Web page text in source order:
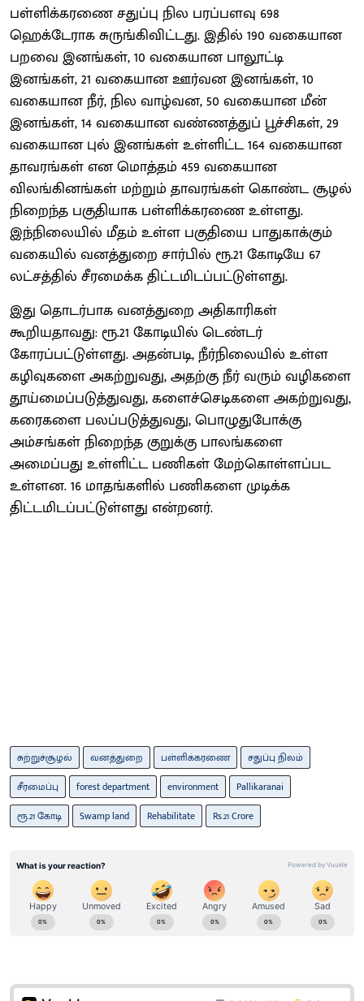
பள்ளிக்கரணை சதுப்பு நில பரப்பளவு 698
ஹெக்டேராக சுருங்கிவிட்டது. இதில் 190 வகையான
பறவை இனங்கள், 10 வகையான பாலூட்டி
இனங்கள், 21 வகையான ஊர்வன இனங்கள், 10
வகையான நீர், நில வாழ்வன, 50 வகையான மீன்
இனங்கள், 14 வகையான வண்ணத்துப் பூச்சிகள், 29
வகையான புல் இனங்கள் உள்ளிட்ட 164 வகையான
தாவரங்கள் என மொத்தம் 459 வகையான
விலங்கினங்கள் மற்றும் தாவரங்கள் கொண்ட சூழல்
நிறைந்த பகுதியாக பள்ளிக்கரணை உள்ளது.
இந்நிலையில் மீதம் உள்ள பகுதியை பாதுகாக்கும்
வகையில் வனத்துறை சார்பில் ரூ.21 கோடியே 67
லட்சத்தில் சீரமைக்க திட்டமிடப்பட்டுள்ளது.
இது தொடர்பாக வனத்துறை அதிகாரிகள்
கூறியதாவது: ரூ.21 கோடியில் டெண்டர்
கோரப்பட்டுள்ளது. அதன்படி, நீர்நிலையில் உள்ள
கழிவுகளை அகற்றுவது, அதற்கு நீர் வரும் வழிகளை
தூய்மைப்படுத்துவது, களைச்செடிகளை அகற்றுவது,
கரைகளை பலப்படுத்துவது, பொழுதுபோக்கு
அம்சங்கள் நிறைந்த குறுக்கு பாலங்களை
அமைப்பது உள்ளிட்ட பணிகள் மேற்கொள்ளப்பட
உள்ளன. 16 மாதங்களில் பணிகளை முடிக்க
திட்டமிடப்பட்டுள்ளது என்றனர்.
சுற்றுச்சூழல் வனத்துறை பள்ளிக்கரணை
சதுப்பு நிலம்
சீரமைப்பு
forest department environment
Pallikaranai
ரூ.21 கோடி
Swamp land Rehabilitate Rs.21 Crore